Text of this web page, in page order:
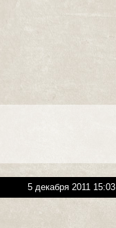
5 декабря 2011 15:03